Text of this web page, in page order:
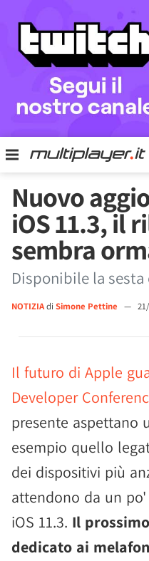
Nuovo
iOS 11.3, il
sembra
Disponibile la
NOTIZIAdi Simone Pettine —
Il futuro di Apple
Developer
presente aspettano
esempio quello
dei dispositivi più
attendono da un
iOS 11.3. Il
dedicato ai